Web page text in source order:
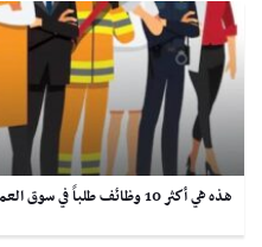
هذه هي أكثر 10 وظائف طلباً في سوق العمل الأميركي حالياً